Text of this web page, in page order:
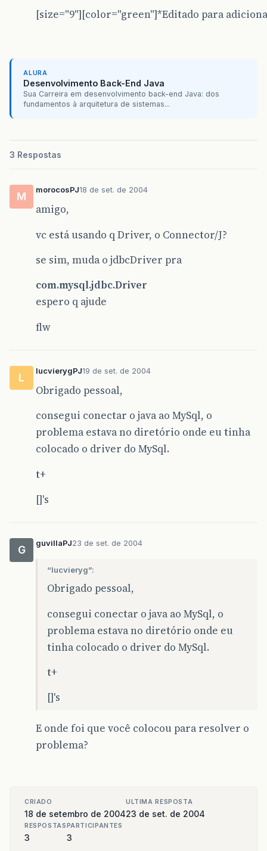
[size="9"][color="green"]*Editado para
ALURA
Desenvolvimento Back-End Java
Sua Carreira em desenvolvimento back-end Java: dos
fundamentos à arquitetura de sistemas...
3 Respostas
M
morocosPJ18 de set. de 2004
amigo,
vc está usando q Driver, o Connector/J?
se sim, muda o jdbcDriver pra
com.mysql.jdbc.Driver
espero q ajude
flw
L
lucvierygPJ19 de set. de 2004
Obrigado pessoal,
consegui conectar o java ao MySql, o
problema estava no diretório onde eu tinha
colocado o driver do MySql.
t+
[]'s
G
guvillaPJ23 de set. de 2004
“lucvieryg”:
Obrigado pessoal,
consegui conectar o java ao MySql, o
problema estava no diretório onde eu
tinha colocado o driver do MySql.
t+
[]'s
E onde foi que você colocou para resolver o
problema?
CRIADO
18 de setembro de 2004
ULTIMA RESPOSTA
23 de set. de 2004
RESPOSTAS
3
PARTICIPANTES
3